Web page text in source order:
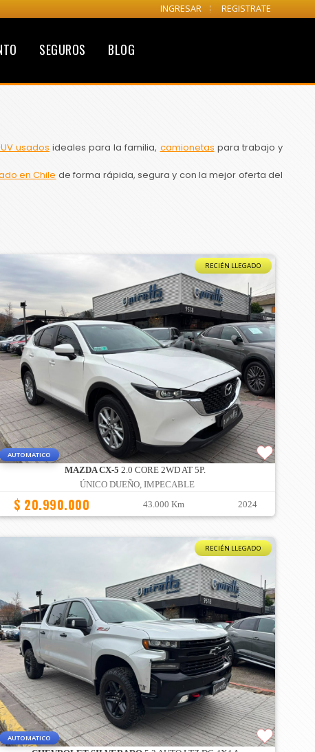
INGRESAR REGISTRATE
SEGUROS BLOG
usados ideales para la familia, camionetas para trabajo y
en Chile de forma rápida, segura y con la mejor oferta del
RECIÉN LLEGADO
AUTOMATICO
MAZDA CX-52.0 CORE 2WD AT 5P.
ÚNICO DUEÑO, IMPECABLE
$ 20.990.000 43.000 Km 2024
RECIÉN LLEGADO
AUTOMATICO